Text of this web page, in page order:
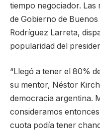
tiempo negociador. Las
de Gobierno de
Rodríguez Larreta,
popularidad del
“Llegó a tener el 80%
su mentor, Néstor
democracia argentina.
consideramos
cuota podía tener